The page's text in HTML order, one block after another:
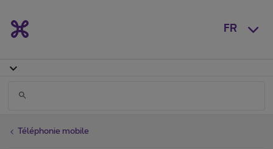
FR
Téléphonie mobile